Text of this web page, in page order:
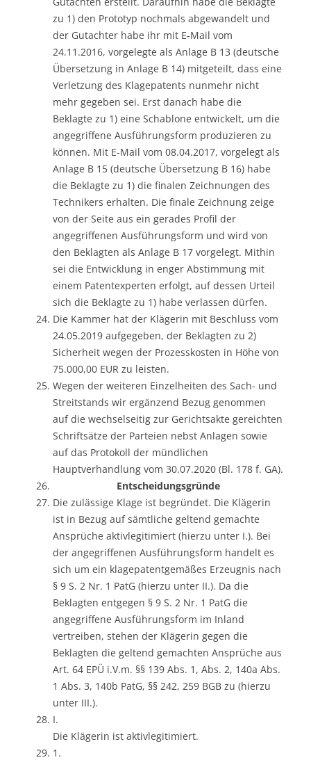
zu 1) den Prototyp nochmals abgewandelt und
der Gutachter habe ihr mit E-Mail vom
24.11.2016, vorgelegte als Anlage B 13 (deutsche
Übersetzung in Anlage B 14) mitgeteilt, dass eine
Verletzung des Klagepatents nunmehr nicht
mehr gegeben sei. Erst danach habe die
Beklagte zu 1) eine Schablone entwickelt, um die
angegriffene Ausführungsform produzieren zu
können. Mit E-Mail vom 08.04.2017, vorgelegt als
Anlage B 15 (deutsche Übersetzung B 16) habe
die Beklagte zu 1) die finalen Zeichnungen des
Technikers erhalten. Die finale Zeichnung zeige
von der Seite aus ein gerades Profil der
angegriffenen Ausführungsform und wird von
den Beklagten als Anlage B 17 vorgelegt. Mithin
sei die Entwicklung in enger Abstimmung mit
einem Patentexperten erfolgt, auf dessen Urteil
sich die Beklagte zu 1) habe verlassen dürfen.
Die Kammer hat der Klägerin mit Beschluss vom
24.05.2019 aufgegeben, der Beklagten zu 2)
Sicherheit wegen der Prozesskosten in Höhe von
75.000,00 EUR zu leisten.
Wegen der weiteren Einzelheiten des Sach- und
Streitstands wir ergänzend Bezug genommen
auf die wechselseitig zur Gerichtsakte gereichten
Schriftsätze der Parteien nebst Anlagen sowie
auf das Protokoll der mündlichen
Hauptverhandlung vom 30.07.2020 (Bl. 178 f. GA).
Entscheidungsgründe
Die zulässige Klage ist begründet. Die Klägerin
ist in Bezug auf sämtliche geltend gemachte
Ansprüche aktivlegitimiert (hierzu unter I.). Bei
der angegriffenen Ausführungsform handelt es
sich um ein klagepatentgemäßes Erzeugnis nach
§ 9 S. 2 Nr. 1 PatG (hierzu unter II.). Da die
Beklagten entgegen § 9 S. 2 Nr. 1 PatG die
angegriffene Ausführungsform im Inland
vertreiben, stehen der Klägerin gegen die
Beklagten die geltend gemachten Ansprüche aus
Art. 64 EPÜ i.V.m. §§ 139 Abs. 1, Abs. 2, 140a Abs.
1 Abs. 3, 140b PatG, §§ 242, 259 BGB zu (hierzu
unter III.).
I.
Die Klägerin ist aktivlegitimiert.
1.